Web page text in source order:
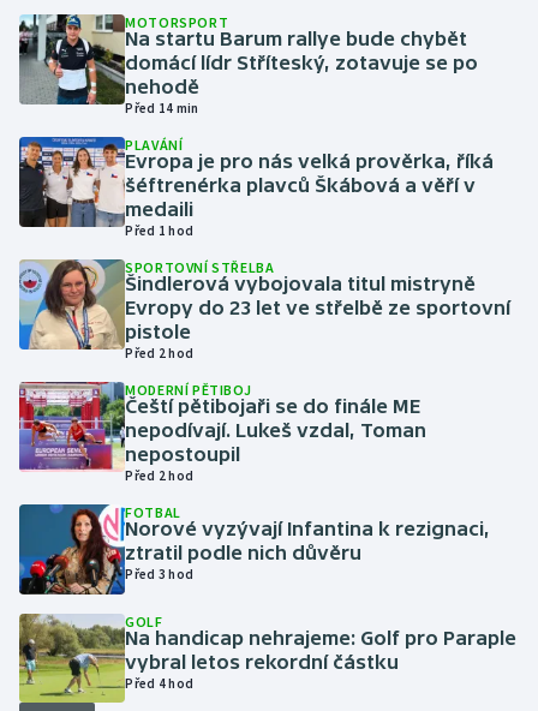
Házená
Jezdectví
Judo
Krasobruslení
Lezení
Lyže a snowboard
Moderní pětiboj
Motorsport
Olympijské hry
Parasport
Plavání
Plážový volejbal
MOTORSPORT
Na startu Barum rallye bude chybět
domácí lídr Stříteský, zotavuje se po
nehodě
Před 14 min
PLAVÁNÍ
Evropa je pro nás velká prověrka, říká
šéftrenérka plavců Škábová a věří v
medaili
Před 1 hod
SPORTOVNÍ STŘELBA
Šindlerová vybojovala titul mistryně
Evropy do 23 let ve střelbě ze sportovní
pistole
Před 2 hod
MODERNÍ PĚTIBOJ
Čeští pětibojaři se do finále ME
nepodívají. Lukeš vzdal, Toman
nepostoupil
Před 2 hod
FOTBAL
Norové vyzývají Infantina k rezignaci,
ztratil podle nich důvěru
Před 3 hod
GOLF
Na handicap nehrajeme: Golf pro Paraple
vybral letos rekordní částku
Před 4 hod